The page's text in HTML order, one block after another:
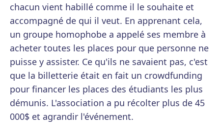
chacun vient habillé comme il le souhaite et
accompagné de qui il veut. En apprenant cela,
un groupe homophobe a appelé ses membre à
acheter toutes les places pour que personne ne
puisse y assister. Ce qu'ils ne savaient pas, c'est
que la billetterie était en fait un crowdfunding
pour financer les places des étudiants les plus
démunis. L'association a pu récolter plus de 45
000$ et agrandir l'événement.